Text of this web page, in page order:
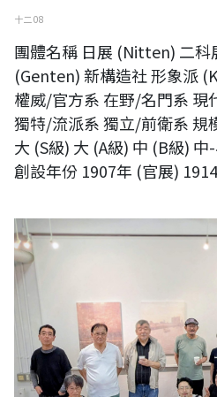
十二 08
團體名稱 日展 (Nitten) 二
(Genten) 新構造社 形象派
權威/官方系 在野/名門系 現
獨特/流派系 獨立/前衛系 規
大 (S級) 大 (A級) 中 (B級)
創設年份 1907年 (官展)
【現場直擊】日本NAU21世紀美術連立